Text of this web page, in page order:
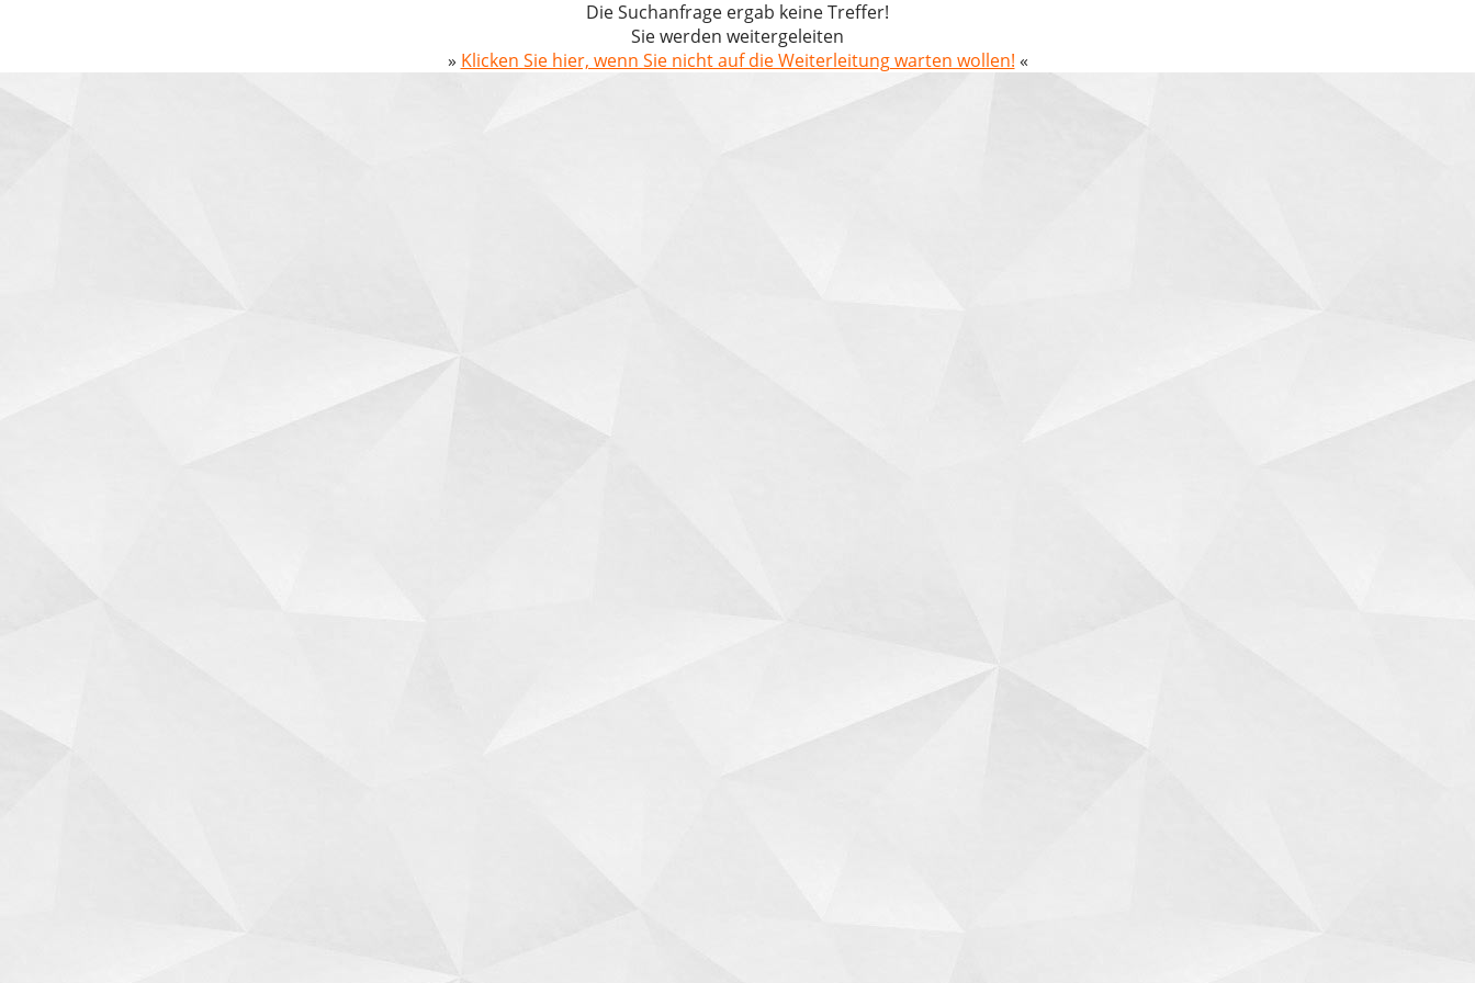
Die Suchanfrage ergab keine Treffer!
Sie werden weitergeleiten
» Klicken Sie hier, wenn Sie nicht auf die Weiterleitung warten wollen! «